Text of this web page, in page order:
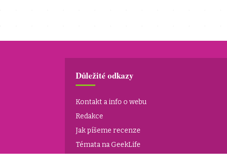
Důležité odkazy
Kontakt a info o webu
Redakce
Jak píšeme recenze
Témata na GeekLife